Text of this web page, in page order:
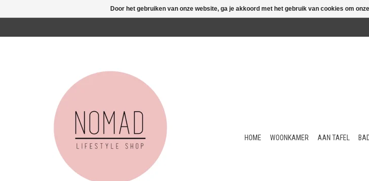
HOME WOONKAMER AAN TAFEL
Door het gebruiken van onze website, ga je akkoord met het gebruik van cookies om